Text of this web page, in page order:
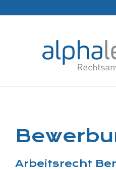
Arbeitsrecht